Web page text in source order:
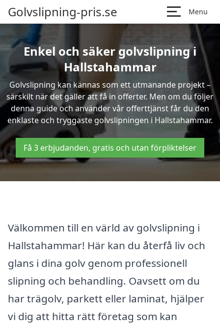
Golvslipning-pris.se Menu
Enkel och säker golvslipning i
Hallstahammar
Golvslipning kan kännas som ett utmanande projekt –
särskilt när det gäller att få in offerter. Men om du följer
denna guide och använder vår offerttjänst får du den
enklaste och tryggaste golvslipningen i Hallstahammar.
Få 3 erbjudanden, gratis och utan förpliktelser
Välkommen till en värld av golvslipning i
Hallstahammar! Här kan du återfå liv och
glans i dina golv genom professionell
slipning och behandling. Oavsett om du
har trägolv, parkett eller laminat, hjälper
vi dig att hitta rätt företag som kan